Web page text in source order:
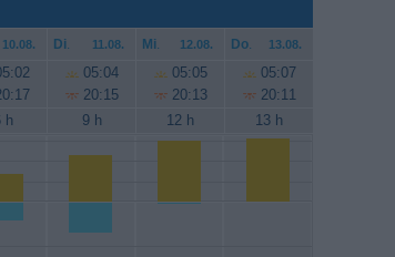
10.08. Di. 11.08. Mi. 12.08. Do. 13.08.
05:04
20:15
05:05
20:13
05:07
20:11
h 9 h 12 h 13 h